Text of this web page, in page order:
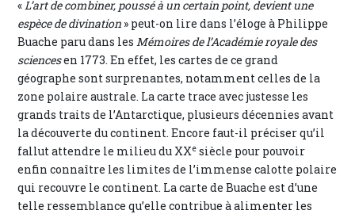
«L’art de combiner, poussé à un certain point, devient une
espèce de divination » peut-on lire dans l’éloge à Philippe
Buache paru dans lesMémoires de l’Académie royale des
sciencesen 1773. En effet, les cartes de ce grand
géographe sont surprenantes, notamment celles de la
zone polaire australe. La carte trace avec justesse les
grands traits de l’Antarctique, plusieurs décennies avant
la découverte du continent. Encore faut-il préciser qu’il
fallut attendre le milieu du XXe siècle pour pouvoir
enfin connaître les limites de l’immense calotte polaire
qui recouvre le continent. La carte de Buache est d’une
telle ressemblance qu’elle contribue à alimenter les